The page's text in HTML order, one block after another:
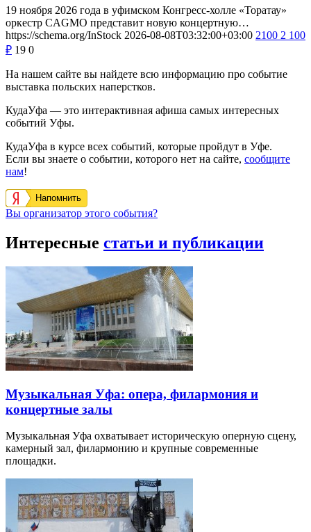
19 ноября 2026 года в уфимском Конгресс-холле «Торатау»
оркестр CAGMO представит новую концертную…
https://schema.org/InStock 2026-08-08T03:32:00+03:00 2100 2 100
₽ 19 0
На нашем сайте вы найдете всю информацию про событие
выставка польских наперстков.
КудаУфа — это интерактивная афиша самых интересных
событий Уфы.
КудаУфа в курсе всех событий, которые пройдут в Уфе.
Если вы знаете о событии, которого нет на сайте, сообщите
нам!
Напомнить
Вы организатор этого события?
Интересные статьи и публикации
Музыкальная Уфа: опера, филармония и
концертные залы
Музыкальная Уфа охватывает историческую оперную сцену,
камерный зал, филармонию и крупные современные
площадки.